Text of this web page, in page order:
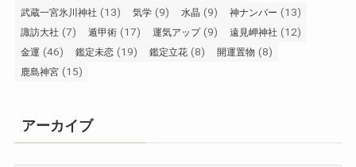
武蔵一宮氷川神社 (13) 気学 (9) 水晶 (9) 神ナンバー (13)
諏訪大社 (7) 遁甲術 (17) 運気アップ(9) 遠見岬神社 (12)
金運 (46) 鑑定未恋 (19) 鑑定立花 (8) 開運置物 (8)
鹿島神宮 (15)
アーカイブ